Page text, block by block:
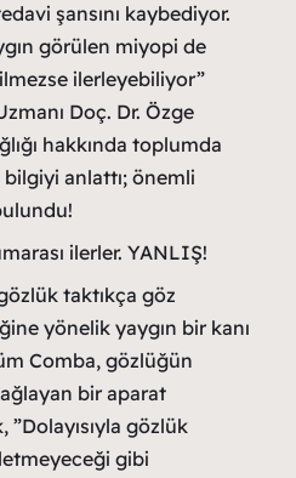
şansını kaybediyor.
görülen miyopi de
ilerleyebiliyor”
Doç. Dr. Özge
hakkında toplumda
bilgiyi anlattı; önemli
ilerler. YANLIŞ!
taktıkça göz
yönelik yaygın bir kanı
Comba, gözlüğün
bir aparat
gözlük
gibi